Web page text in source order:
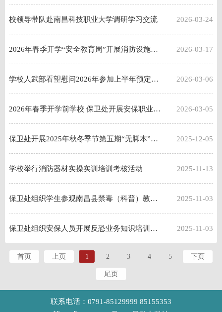
校领导带队赴南昌科技职业大学调研学习交流 2026-03-24
2026年春季开学“安全教育周”开展消防设施技能考核暨“无脚本”应急疏散演练活动 2026-03-17
学校人武部看望慰问2026年参加上半年预定新兵役前教育大学生 2026-03-06
2026年春季开学前学校 保卫处开展安保职业礼仪培训 2026-03-05
保卫处开展2025年秋冬季节第五期“无脚本”消防应急疏散演练 2025-12-05
学校举行消防器材实操实训培训考核活动 2025-11-13
保卫处组织学生参观南昌县禁毒（科普）教育馆 2025-11-03
保卫处组织安保人员开展反恐业务知识培训和实战演练活动 2025-11-03
首页 上页 1 2 3 4 5 下页
尾页
联系电话：0791-85129999 85155353